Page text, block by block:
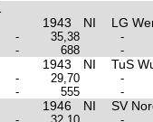
1943 NI LG
- 35,38
-
- 688 -
1943 NI TuS
- 29,70
-
- 555 -
1946 NI SV